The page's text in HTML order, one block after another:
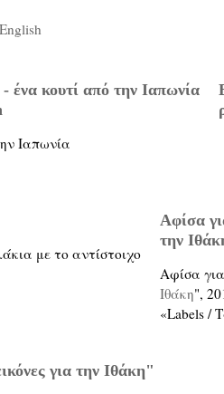
English
ένα κουτί από την Ιαπωνία
Ιαπωνία
με το αντίστοιχο
Αφίσα
την
Αφίσα
Ιθάκη",
«Labels /
για την Ιθάκη"